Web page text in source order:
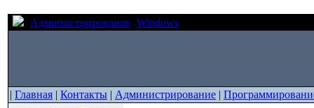
Администрирование Windows
| Главная | Контакты | Администрирование |